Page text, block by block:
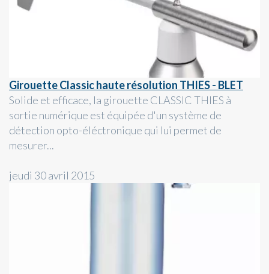
Girouette Classic haute résolution THIES - BLET
Solide et efficace, la girouette CLASSIC THIES à
sortie numérique est équipée d'un système de
détection opto-éléctronique qui lui permet de
mesurer...
jeudi 30 avril 2015